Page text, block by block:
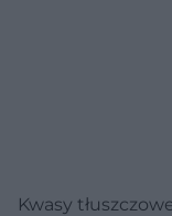
Kwasy